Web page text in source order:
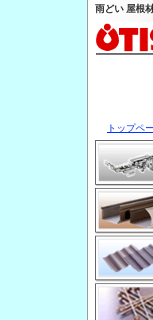
雨どい 屋根
トップペ